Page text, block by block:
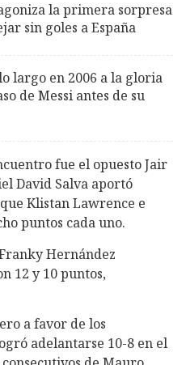
la primera sorpresa
sin goles a España
largo en 2006 a la gloria
de Messi antes de su
fue el opuesto Jair
David Salva aportó
Klistan Lawrence e
puntos cada uno.
Hernández
12 y 10 puntos,
a favor de los
adelantarse 10-8 en el